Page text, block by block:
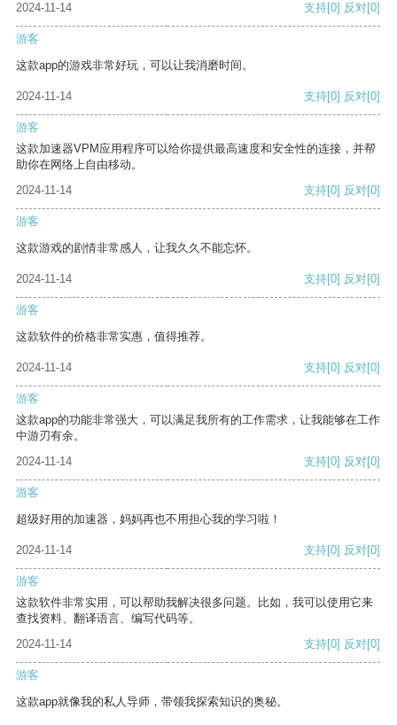
2024-11-14 支持[0] 反对[0]
游客
这款app的游戏非常好玩，可以让我消磨时间。
2024-11-14 支持[0] 反对[0]
游客
这款加速器VPM应用程序可以给你提供最高速度和安全性的连接，并帮
助你在网络上自由移动。
2024-11-14
支持[0] 反对[0]
游客
这款游戏的剧情非常感人，让我久久不能忘怀。
2024-11-14 支持[0] 反对[0]
游客
这款软件的价格非常实惠，值得推荐。
2024-11-14 支持[0] 反对[0]
游客
这款app的功能非常强大，可以满足我所有的工作需求，让我能够在工作
中游刃有余。
2024-11-14
支持[0] 反对[0]
游客
超级好用的加速器，妈妈再也不用担心我的学习啦！
2024-11-14 支持[0] 反对[0]
游客
这款软件非常实用，可以帮助我解决很多问题。比如，我可以使用它来
查找资料、翻译语言、编写代码等。
2024-11-14
支持[0] 反对[0]
游客
这款app就像我的私人导师，带领我探索知识的奥秘。